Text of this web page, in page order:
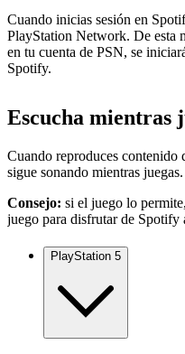
Cuando inicias sesión en
PlayStation Network. De esta
en tu cuenta de PSN, se
Spotify.
Escucha mientras
Cuando reproduces contenido
sigue sonando mientras juegas.
Consejo: si el juego lo
juego para disfrutar de Spotify
PlayStation 5